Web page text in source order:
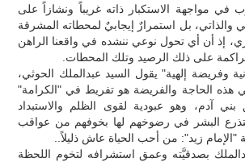
في مواجهة الاستكبار ذاته غريباً ونشازاً على
والذاتي، بل استمرارٌ إيجابيٌ لمحطاته المشرقة
إذ أن أي تحول نوعي ننشده في واقعنا الراهن
على ذلك الرصيد وتلك المحطات.
وفريضة إلهية" يقول السيد عبدالملك الحوثي،
هذه الحاجة والفريضة هو تفريط في "الكرامة"
آدم، وهو عبودية لقوى الظلم والاستبداد
يتذرع البشر في رضوخهم لها بخوفهم من عواقب
"الإمام زيد": من أحب الحياة عاش ذليلاً..
بصدقيَّته وعمق استشرافه لتخوم اللحظة